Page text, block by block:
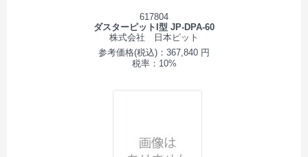
617804
ダスターピットI型 JP-DPA-60
株式会社 日本ピット
参考価格(税込)：367,840 円
税率：10%